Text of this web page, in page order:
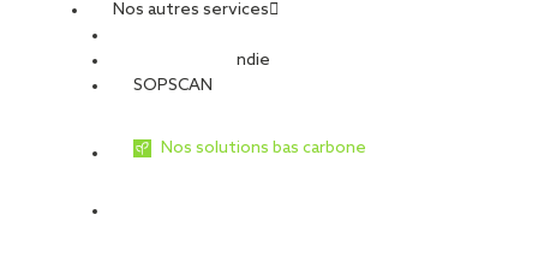
Nos autres services
Sécurité Incendie
SOPSCAN
Nos solutions bas carbone